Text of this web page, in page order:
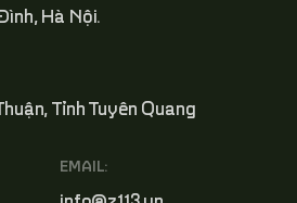
Hà Nội.
Tỉnh Tuyên Quang
EMAIL: